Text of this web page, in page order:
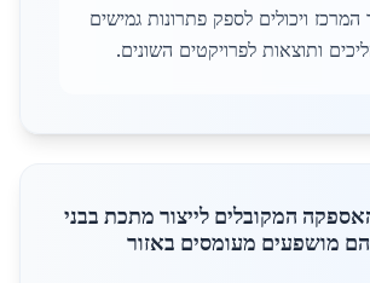
המרכז ויכולים לספק פתרונות גמישים
ותוצאות לפרויקטים השונים.
המקובלים לייצור מתכת בבני
הם מושפעים מעומסים באזור